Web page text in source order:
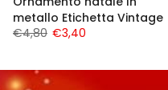
metallo Etichetta Vintage
€4,80 €3,40